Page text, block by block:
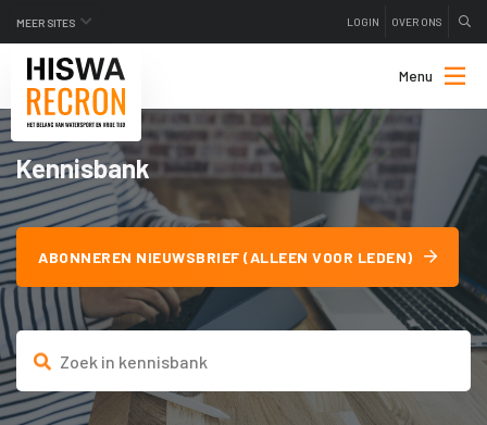
MEER SITES LOGIN OVER ONS
Menu
Kennisbank
ABONNEREN NIEUWSBRIEF (ALLEEN VOOR LEDEN)